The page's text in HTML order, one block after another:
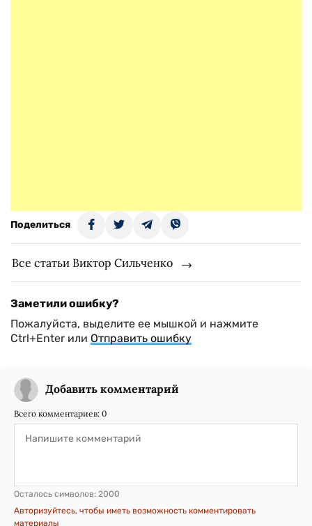
Поделиться
Все статьи Виктор Сильченко
Заметили ошибку?
Пожалуйста, выделите ее мышкой и нажмите
Ctrl+Enter или Отправить ошибку
Добавить комментарий
Всего комментариев: 0
Осталось символов: 2000
Авторизуйтесь, чтобы иметь возможность комментировать
материалы